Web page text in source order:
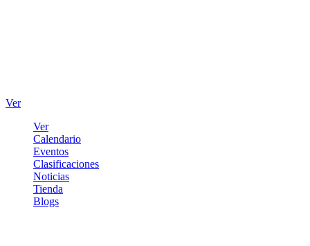
Ver
Ver
Calendario
Eventos
Clasificaciones
Noticias
Tienda
Blogs